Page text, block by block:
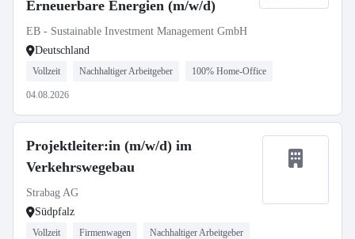
Erneuerbare Energien (m/w/d)
EB - Sustainable Investment Management GmbH
Deutschland
Vollzeit Nachhaltiger Arbeitgeber 100% Home-Office
04.08.2026
Projektleiter:in (m/w/d) im
Verkehrswegebau
Strabag AG
Südpfalz
Vollzeit Firmenwagen Nachhaltiger Arbeitgeber